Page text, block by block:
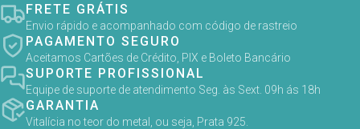
FRETE GRÁTIS
Envio rápido e acompanhado com código de rastreio
PAGAMENTO SEGURO
Aceitamos Cartões de Crédito, PIX e Boleto Bancário
SUPORTE PROFISSIONAL
Equipe de suporte de atendimento Seg. às Sext. 09h ás 18h
GARANTIA
Vitalícia no teor do metal, ou seja, Prata 925.